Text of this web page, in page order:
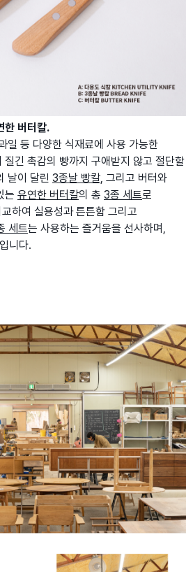
한 버터칼.
등 다양한 식재료에 사용 가능한
질긴 촉감의 빵까지 구애받지 않고 절단할
날이 달린 3종날 빵칼 , 그리고 버터와
는 유연한 버터칼의 총 3종 세트로
하여 실용성과 튼튼함 그리고
세트는 사용하는 즐거움을 선사하며,
니다.